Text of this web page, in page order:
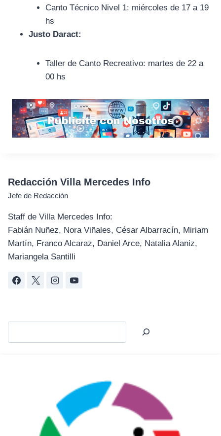
Canto Técnico Nivel 1: miércoles de 17 a 19
hs
Justo Daract:
Taller de Canto Recreativo: martes de 22 a
00 hs
Redacción Villa Mercedes Info
Jefe de Redacción
Staff de Villa Mercedes Info:
Fabián Nuñez, Nora Viñales, César Albarracín, Miriam
Martín, Franco Alcaraz, Daniel Arce, Natalia Alaniz,
Mariangela Santilli